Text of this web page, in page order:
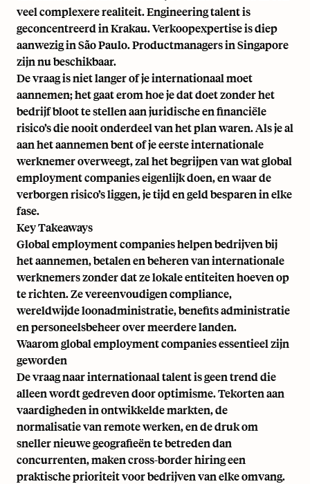
veel complexere realiteit. Engineering talent is
geconcentreerd in Krakau. Verkoopexpertise is diep
aanwezig in São Paulo. Productmanagers in Singapore
zijn nu beschikbaar.
De vraag is niet langer of je internationaal moet
aannemen; het gaat erom hoe je dat doet zonder het
bedrijf bloot te stellen aan juridische en financiële
risico’s die nooit onderdeel van het plan waren. Als je al
aan het aannemen bent of je eerste internationale
werknemer overweegt, zal het begrijpen van wat global
employment companies eigenlijk doen, en waar de
verborgen risico’s liggen, je tijd en geld besparen in elke
fase.
Key Takeaways
Global employment companies helpen bedrijven bij
het aannemen, betalen en beheren van internationale
werknemers zonder dat ze lokale entiteiten hoeven op
te richten. Ze vereenvoudigen compliance,
wereldwijde loonadministratie, benefits administratie
en personeelsbeheer over meerdere landen.
Waarom global employment companies essentieel zijn
geworden
De vraag naar internationaal talent is geen trend die
alleen wordt gedreven door optimisme. Tekorten aan
vaardigheden in ontwikkelde markten, de
normalisatie van remote werken, en de druk om
sneller nieuwe geografieën te betreden dan
concurrenten, maken cross-border hiring een
praktische prioriteit voor bedrijven van elke omvang.